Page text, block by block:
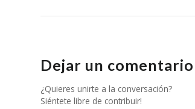
Dejar un comentario
¿Quieres unirte a la conversación?
Siéntete libre de contribuir!